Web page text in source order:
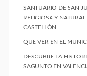
SANTUARIO DE SAN
RELIGIOSA Y
CASTELLÓN
QUE VER EN EL
DESCUBRE LA
SAGUNTO EN